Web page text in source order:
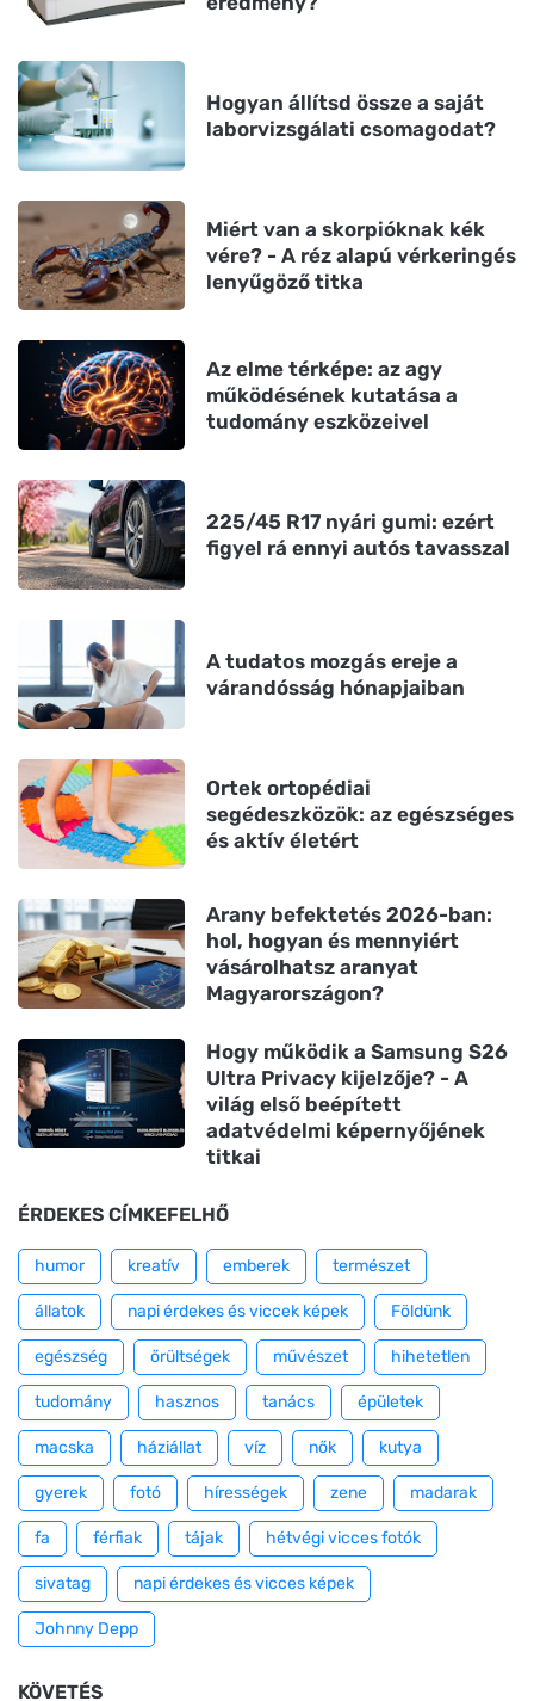
Hogyan állítsd össze a saját
laborvizsgálati csomagodat?
Miért van a skorpióknak kék
vére? - A réz alapú vérkeringés
lenyűgöző titka
Az elme térképe: az agy
működésének kutatása a
tudomány eszközeivel
225/45 R17 nyári gumi: ezért
figyel rá ennyi autós tavasszal
A tudatos mozgás ereje a
várandósság hónapjaiban
Ortek ortopédiai
segédeszközök: az egészséges
és aktív életért
Arany befektetés 2026-ban:
hol, hogyan és mennyiért
vásárolhatsz aranyat
Magyarországon?
Hogy működik a Samsung S26
Ultra Privacy kijelzője? - A
világ első beépített
adatvédelmi képernyőjének
titkai
ÉRDEKES CÍMKEFELHŐ
humor kreatív emberek természet
állatok napi érdekes és viccek képek Földünk
egészség őrültségek művészet hihetetlen
tudomány hasznos tanács épületek
macska háziállat víz nők kutya
gyerek fotó hírességek zene madarak
fa férfiak tájak hétvégi vicces fotók
sivatag napi érdekes és vicces képek
Johnny Depp
KÖVETÉS